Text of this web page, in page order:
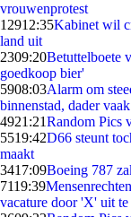
vrouwenprotest
12912:35Kabinet wil
land uit
2309:20Betuttelboete
goedkoop bier'
5908:03Alarm om
binnenstad, dader
4921:21Random Pics
5519:42D66 steunt
maakt
3417:09Boeing 787
7119:39
vacature door 'X' uit te